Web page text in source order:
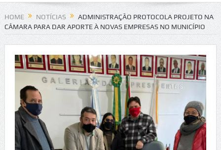
HOME NOTÍCIAS
ADMINISTRAÇÃO PROTOCOLA PROJETO NA
CÂMARA PARA DAR APORTE À NOVAS EMPRESAS NO MUNICÍPIO